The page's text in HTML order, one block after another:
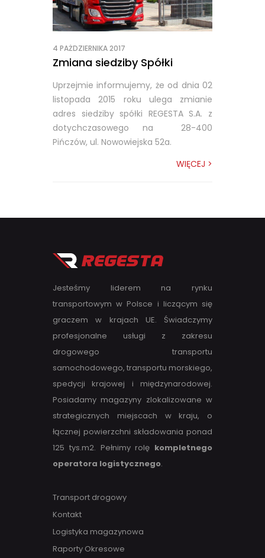
4 PAŻDZIERNIKA 2017
Zmiana siedziby Spółki
Uprzejmie informujemy, że od dnia 02
listopada 2015 roku ulega zmianie
adres siedziby spółki REGESTA S.A. z
dotychczasowego na 28-400
Pińczów, ul. Nowowiejska 52a.
WIĘCEJ >
Jesteśmy liderem na rynku
transportowym w Polsce i liczącym się
graczem w krajach UE. Świadczymy
profesjonalne usługi z zakresu
drogowego transportu
samochodowego, transportu morskiego,
spedycji krajowej i międzynarodowej.
Posiadamy magazyny zlokalizowane w
strategicznych miejscach w kraju, o
łącznej powierzchni składowania ponad
125 tys.m2. Pełnimy rolę kompletnego
operatora logistycznego.
Transport drogowy
Kontakt
Logistyka magazynowa
Raporty Okresowe